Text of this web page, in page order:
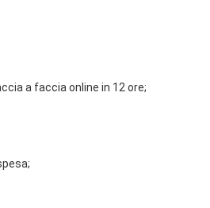
a faccia online in 12 ore;